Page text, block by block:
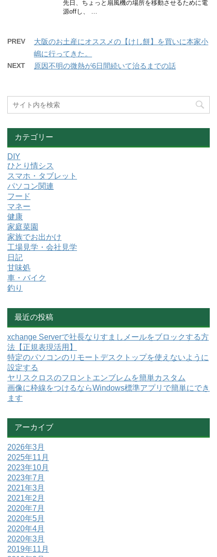
先日、ちょっと扇風機の場所を移動させるために電
源offし、 …
PREV
大阪のお土産にオススメの【けし餅】を買いに本家小
嶋に行ってきた。
NEXT 原因不明の微熱が6日間続いて治るまでの話
カテゴリー
DIY
ひとり情シス
スマホ・タブレット
パソコン関連
フード
マネー
健康
家庭菜園
家族でお出かけ
工場見学・会社見学
日記
甘味処
車・バイク
釣り
最近の投稿
xchange Serverで社長なりすましメールをブロックする方
法【正規表現活用】
特定のパソコンのリモートデスクトップを使えないように
設定する
ヤリスクロスのフロントエンブレムを簡単カスタム
画像に枠線をつけるならWindows標準アプリで簡単にでき
ます
アーカイブ
2026年3月
2025年11月
2023年10月
2023年7月
2021年3月
2021年2月
2020年7月
2020年5月
2020年4月
2020年3月
2019年11月